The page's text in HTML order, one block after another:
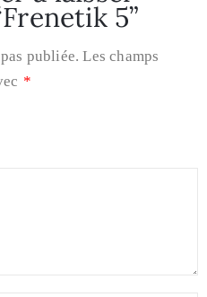
5”
publiée. Les champs
*